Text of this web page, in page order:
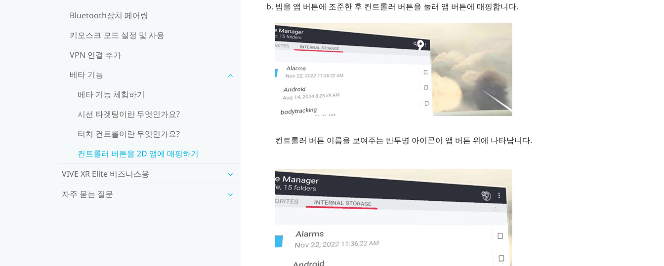
Bluetooth장치 페어링
키오스크 모드 설정 및 사용
VPN 연결 추가
베타 기능
베타 기능 체험하기
시선 타겟팅이란 무엇인가요?
터치 컨트롤이란 무엇인가요?
컨트롤러 버튼을 2D 앱에 매핑하기
VIVE XR Elite 비즈니스용
자주 묻는 질문
빔을 앱 버튼에 조준한 후 컨트롤러 버튼을 눌러 앱 버튼에 매핑합니다.
컨트롤러 버튼 이름을 보여주는 반투명 아이콘이 앱 버튼 위에 나타납니다.